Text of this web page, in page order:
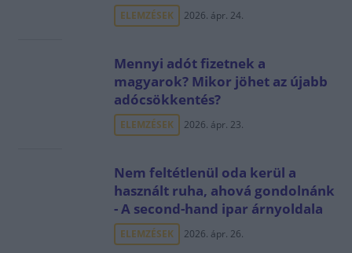
ELEMZÉSEK 2026. ápr. 24.
Mennyi adót fizetnek a
magyarok? Mikor jöhet az újabb
adócsökkentés?
ELEMZÉSEK 2026. ápr. 23.
Nem feltétlenül oda kerül a
használt ruha, ahová gondolnánk
- A second-hand ipar árnyoldala
ELEMZÉSEK 2026. ápr. 26.